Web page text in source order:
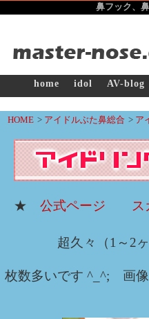
鼻フック、
home
idol AV-blog
HOME > アイドルぶた鼻総合 > ア
★ 公式ページ ス
超久々（1～2
枚数多いです ^_^; 画像